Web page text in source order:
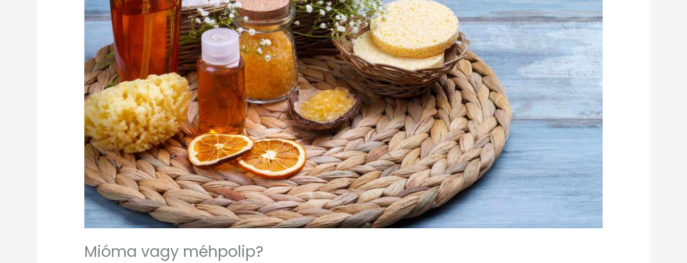
Mióma vagy méhpolip?